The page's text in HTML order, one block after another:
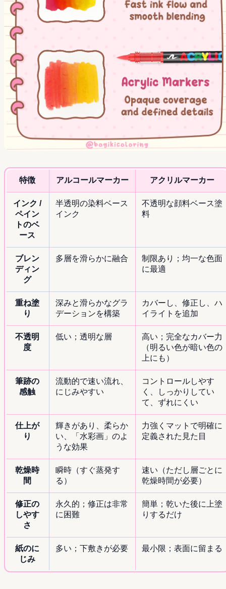
特徴 アルコールマーカー アクリルマーカー
インク /
ペイン
トのベ
ース
半透明の染料ベース
インク
不透明な顔料ベース塗
料
ブレン
ディン
グ
多層を滑らかに融合
制限あり；均一な色面
に最適
重ね塗
り
深みと滑らかなグラ
デーションを構築
カバーし、修正し、ハ
イライトを追加
不透明
度
低い；透明な層
高い；完全なカバー力
（明るい色が暗い色の
上にも）
筆跡の
感触
流動的で速い流れ、
にじみやすい
コントロールしやす
く、しっかりしてい
て、ずれにくい
仕上が
り
輝きがあり、柔らか
い、「水彩画」のよ
うな効果
力強くマットで明確に
定義された見た目
乾燥時
間
瞬時（すぐ蒸発す
る）
速い（ただし層ごとに
乾燥時間が必要）
修正の
しやす
さ
永久的；修正は非常
に困難
簡単；乾いた後に上塗
りするだけ
紙のに
じみ
多い；下敷きが必要 最小限；表面に留まる